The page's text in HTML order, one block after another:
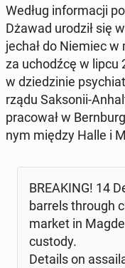
Według in­for­ma­cji
Dżawad urodził się
je­chał do Niemiec
za uchodź­cę w lipcu
w dzie­dzi­nie
rządu Sak­so­nii-
pra­co­wał w
nym między Halle i
BRE­AKING! 14
barrels through
market in
custody.
Details on